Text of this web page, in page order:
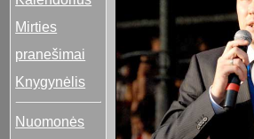
Mirties
pranešimai
Knygynėlis
Nuomonės